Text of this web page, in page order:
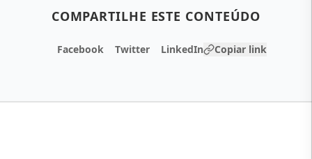
COMPARTILHE ESTE CONTEÚDO
Facebook Twitter LinkedIn Copiar link